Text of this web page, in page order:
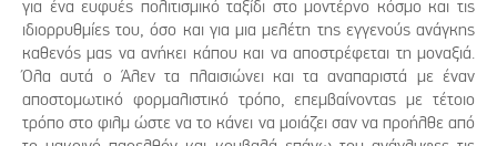
για ένα ευφυές πολιτισμικό ταξίδι στο μοντέρνο κόσμο και τις
ιδιορρυθμίες του, όσο και για μια μελέτη της εγγενούς ανάγκης
καθενός μας να ανήκει κάπου και να αποστρέφεται τη μοναξιά.
Όλα αυτά ο Άλεν τα πλαισιώνει και τα αναπαριστά με έναν
αποστομωτικό φορμαλιστικό τρόπο, επεμβαίνοντας με τέτοιο
τρόπο στο φιλμ ώστε να το κάνει να μοιάζει σαν να προήλθε από